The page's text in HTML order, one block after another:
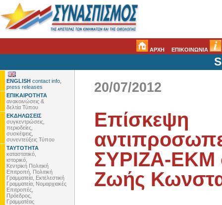
ΑΡΧΗ ΕΠΙΚΟΙΝΩΝΙΑ
ENGLISH contact info,
press releases
ΕΠΙΚΑΙΡΟΤΗΤΑ
ανακοινώσεις &
δελτία Τύπου
ΕΚΔΗΛΩΣΕΙΣ
συγκεντρώσεις,
περιοδείες,
συσκέψεις,
συνεντεύξεις Τύπου
ΤΑΥΤΟΤΗΤΑ
καταστατικό,
ιστορικό,
Κεντρική Πολιτική
Επιτροπή, Πολιτική
Γραμματεία, Εκτελεστική
Γραμματεία, Νομαρχιακές
Επιτροπές,
Πρόεδρος,
Γραμματέας
20/07/2012
Επίσκεψη
ΣΥΡΙΖΑ-ΕΚΜ
Ζωής